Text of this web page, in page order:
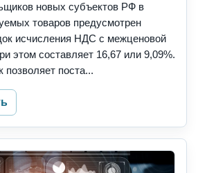
новых субъектов РФ в
товаров предусмотрен
исчисления НДС с межценовой
этом составляет 16,67 или 9,09%.
позволяет поста...